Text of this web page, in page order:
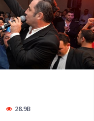
28.9B